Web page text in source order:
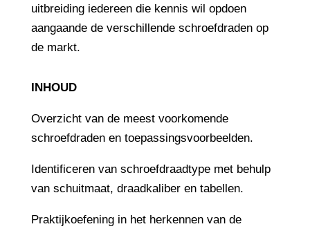
uitbreiding iedereen die kennis wil opdoen
aangaande de verschillende schroefdraden op
de markt.
INHOUD
Overzicht van de meest voorkomende
schroefdraden en toepassingsvoorbeelden.
Identificeren van schroefdraadtype met behulp
van schuitmaat, draadkaliber en tabellen.
Praktijkoefening in het herkennen van de